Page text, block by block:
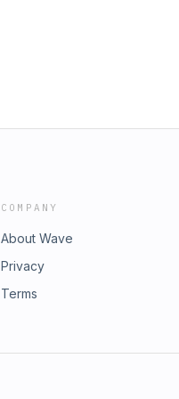
COMPANY
About Wave
Privacy
Terms